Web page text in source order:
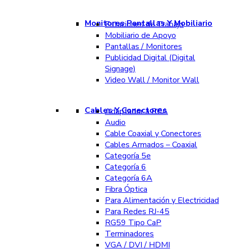
Monitores Pantallas Y Mobiliario
Estaciones de Trabajo
Mobiliario de Apoyo
Pantallas / Monitores
Publicidad Digital (Digital
Signage)
Video Wall / Monitor Wall
Cables Y Conectores
Adaptador a RCA
Audio
Cable Coaxial y Conectores
Cables Armados – Coaxial
Categoría 5e
Categoría 6
Categoría 6A
Fibra Óptica
Para Alimentación y Electricidad
Para Redes RJ-45
RG59 Tipo CaP
Terminadores
VGA / DVI / HDMI